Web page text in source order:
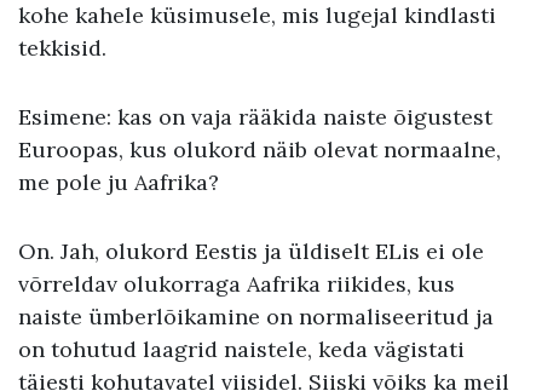
kohe kahele küsimusele, mis lugejal kindlasti
tekkisid.
Esimene: kas on vaja rääkida naiste õigustest
Euroopas, kus olukord näib olevat normaalne,
me pole ju Aafrika?
On. Jah, olukord Eestis ja üldiselt ELis ei ole
võrreldav olukorraga Aafrika riikides, kus
naiste ümberlõikamine on normaliseeritud ja
on tohutud laagrid naistele, keda vägistati
täiesti kohutavatel viisidel. Siiski võiks ka meil